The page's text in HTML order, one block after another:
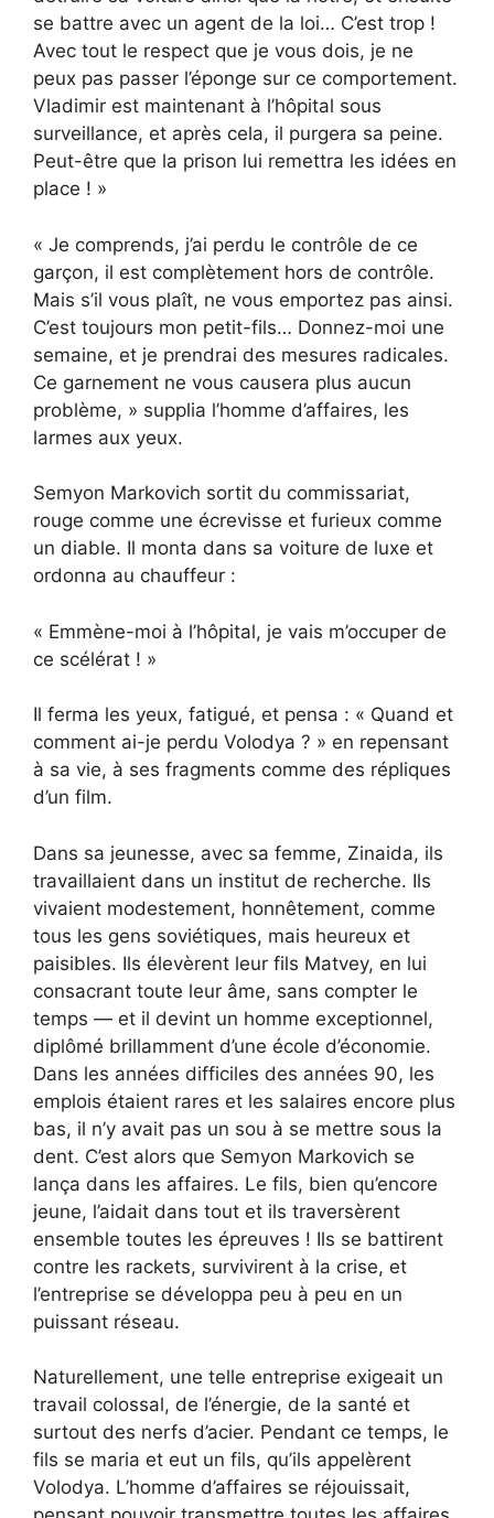
se battre avec un agent de la loi… C’est trop !
Avec tout le respect que je vous dois, je ne
peux pas passer l’éponge sur ce comportement.
Vladimir est maintenant à l’hôpital sous
surveillance, et après cela, il purgera sa peine.
Peut-être que la prison lui remettra les idées en
place ! »
« Je comprends, j’ai perdu le contrôle de ce
garçon, il est complètement hors de contrôle.
Mais s’il vous plaît, ne vous emportez pas ainsi.
C’est toujours mon petit-fils… Donnez-moi une
semaine, et je prendrai des mesures radicales.
Ce garnement ne vous causera plus aucun
problème, » supplia l’homme d’affaires, les
larmes aux yeux.
Semyon Markovich sortit du commissariat,
rouge comme une écrevisse et furieux comme
un diable. Il monta dans sa voiture de luxe et
ordonna au chauffeur :
« Emmène-moi à l’hôpital, je vais m’occuper de
ce scélérat ! »
Il ferma les yeux, fatigué, et pensa : « Quand et
comment ai-je perdu Volodya ? » en repensant
à sa vie, à ses fragments comme des répliques
d’un film.
Dans sa jeunesse, avec sa femme, Zinaida, ils
travaillaient dans un institut de recherche. Ils
vivaient modestement, honnêtement, comme
tous les gens soviétiques, mais heureux et
paisibles. Ils élevèrent leur fils Matvey, en lui
consacrant toute leur âme, sans compter le
temps — et il devint un homme exceptionnel,
diplômé brillamment d’une école d’économie.
Dans les années difficiles des années 90, les
emplois étaient rares et les salaires encore plus
bas, il n’y avait pas un sou à se mettre sous la
dent. C’est alors que Semyon Markovich se
lança dans les affaires. Le fils, bien qu’encore
jeune, l’aidait dans tout et ils traversèrent
ensemble toutes les épreuves ! Ils se battirent
contre les rackets, survivirent à la crise, et
l’entreprise se développa peu à peu en un
puissant réseau.
Naturellement, une telle entreprise exigeait un
travail colossal, de l’énergie, de la santé et
surtout des nerfs d’acier. Pendant ce temps, le
fils se maria et eut un fils, qu’ils appelèrent
Volodya. L’homme d’affaires se réjouissait,